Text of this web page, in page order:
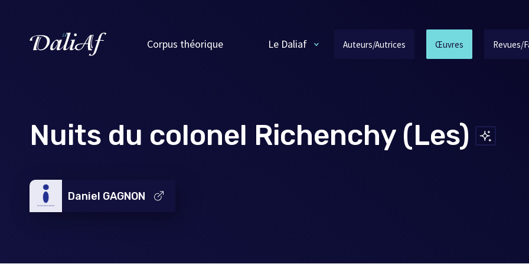
Corpus théorique Le Daliaf Auteurs/Autrices Œuvres Revues/
Nuits du colonel Richenchy (Les)
Daniel GAGNON